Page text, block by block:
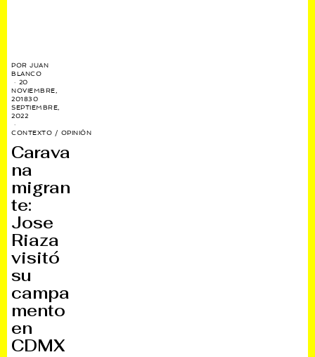
PORJUAN
BLANCO
20
NOVIEMBRE,
201830
SEPTIEMBRE,
2022
CONTEXTO / OPINIÓN
Carava
na
migran
te:
Jose
Riaza
visitó
su
campa
mento
en
CDMX